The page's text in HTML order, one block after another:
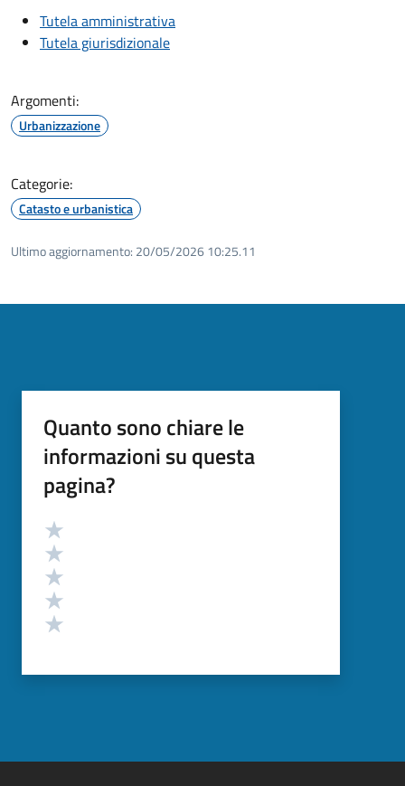
Tutela amministrativa
Tutela giurisdizionale
Argomenti:
Urbanizzazione
Categorie:
Catasto e urbanistica
Ultimo aggiornamento: 20/05/2026 10:25.11
Quanto sono chiare le
informazioni su questa
pagina?
Valutazione